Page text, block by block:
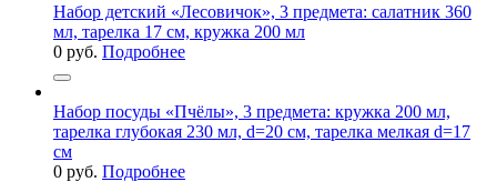
Набор детский «Лесовичок», 3 предмета: салатник 360
мл, тарелка 17 см, кружка 200 мл
0 руб. Подробнее
Набор посуды «Пчёлы», 3 предмета: кружка 200 мл,
тарелка глубокая 230 мл, d=20 см, тарелка мелкая d=17
см
0 руб. Подробнее